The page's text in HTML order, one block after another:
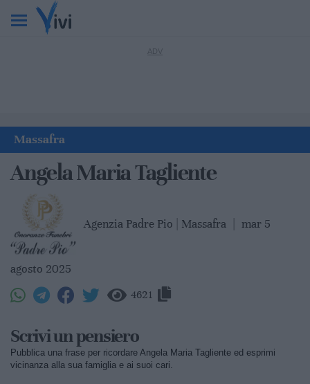
Massafra
Angela Maria Tagliente
Agenzia Padre Pio | Massafra mar 5
agosto 2025
4621
Scrivi un pensiero
Pubblica una frase per ricordare Angela Maria Tagliente ed esprimi
vicinanza alla sua famiglia e ai suoi cari.